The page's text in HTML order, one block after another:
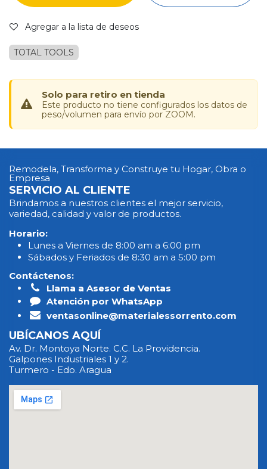
Agregar a la lista de deseos
TOTAL TOOLS
Solo para retiro en tienda
Este producto no tiene configurados los datos de
peso/volumen para envío por ZOOM.
Remodela, Transforma y Construye tu Hogar, Obra o
Empresa
SERVICIO AL CLIENTE
Brindamos a nuestros clientes el mejor servicio,
variedad, calidad y valor de productos.
Horario:
Lunes a Viernes de 8:00 am a 6:00 pm
Sábados y Feriados de 8:30 am a 5:00 pm
Contáctenos:
Llama a Asesor de Ventas
Atención por WhatsApp
ventasonline@materialessorrento.com
UBÍCANOS AQUÍ
Av. Dr. Montoya Norte. C.C. La Providencia.
Galpones Industriales 1 y 2.
Turmero - Edo. Aragua